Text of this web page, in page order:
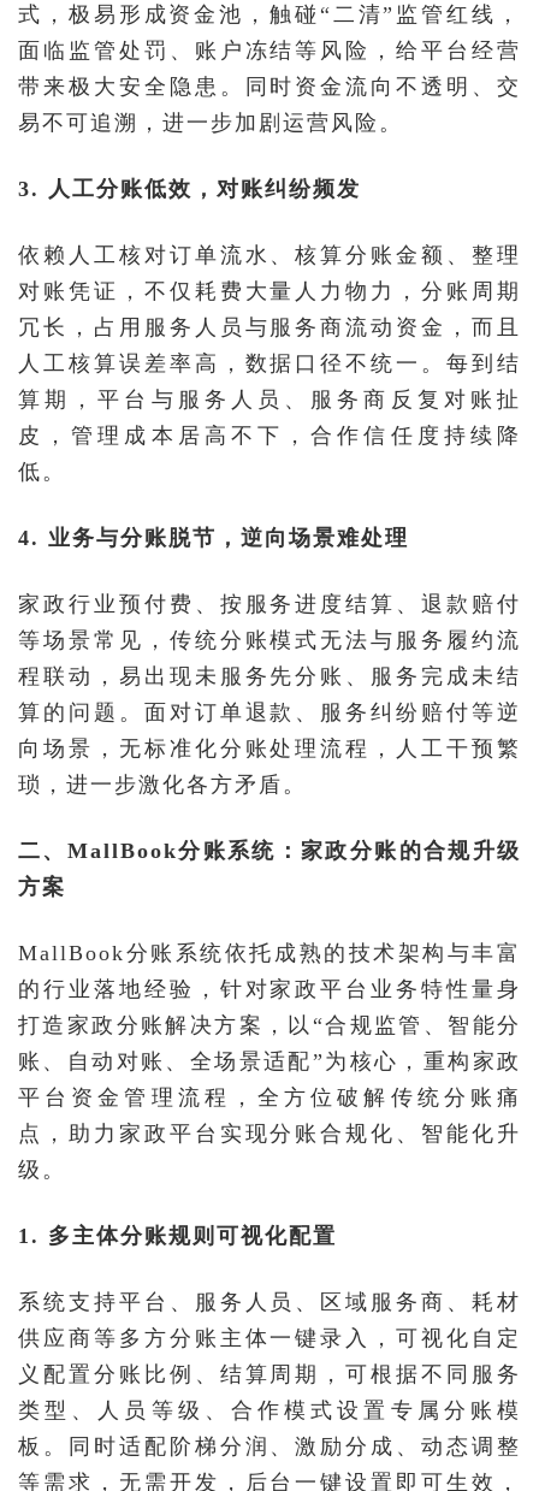
式，极易形成资金池，触碰“二清”监管红线，
面临监管处罚、账户冻结等风险，给平台经营
带来极大安全隐患。同时资金流向不透明、交
易不可追溯，进一步加剧运营风险。
3. 人工分账低效，对账纠纷频发
依赖人工核对订单流水、核算分账金额、整理
对账凭证，不仅耗费大量人力物力，分账周期
冗长，占用服务人员与服务商流动资金，而且
人工核算误差率高，数据口径不统一。每到结
算期，平台与服务人员、服务商反复对账扯
皮，管理成本居高不下，合作信任度持续降
低。
4. 业务与分账脱节，逆向场景难处理
家政行业预付费、按服务进度结算、退款赔付
等场景常见，传统分账模式无法与服务履约流
程联动，易出现未服务先分账、服务完成未结
算的问题。面对订单退款、服务纠纷赔付等逆
向场景，无标准化分账处理流程，人工干预繁
琐，进一步激化各方矛盾。
二、MallBook分账系统：家政分账的合规升级
方案
MallBook分账系统依托成熟的技术架构与丰富
的行业落地经验，针对家政平台业务特性量身
打造家政分账解决方案，以“合规监管、智能分
账、自动对账、全场景适配”为核心，重构家政
平台资金管理流程，全方位破解传统分账痛
点，助力家政平台实现分账合规化、智能化升
级。
1. 多主体分账规则可视化配置
系统支持平台、服务人员、区域服务商、耗材
供应商等多方分账主体一键录入，可视化自定
义配置分账比例、结算周期，可根据不同服务
类型、人员等级、合作模式设置专属分账模
板。同时适配阶梯分润、激励分成、动态调整
等需求，无需开发，后台一键设置即可生效，